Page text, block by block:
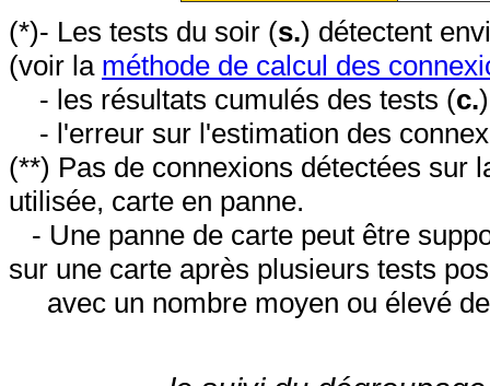
(*)- Les tests du soir (s.) détectent
(voir la méthode de calcul des
- les résultats cumulés des tests (c.
- l'erreur sur l'estimation des
(**) Pas de connexions détectées sur
utilisée, carte en panne.
- Une panne de carte peut être
sur une carte après plusieurs tests
avec un nombre moyen ou élevé